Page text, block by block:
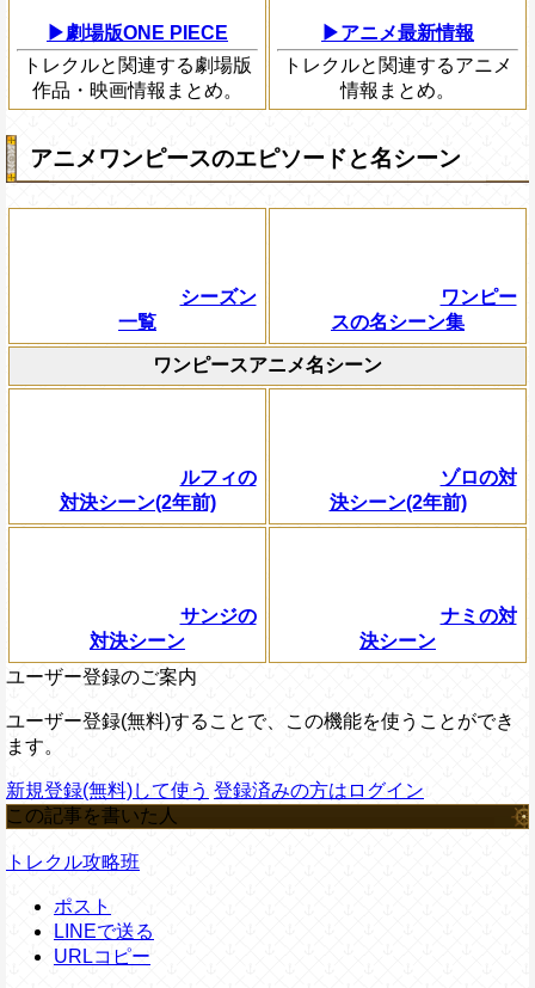
▶劇場版ONE PIECE
トレクルと関連する劇場版
作品・映画情報まとめ。
▶アニメ最新情報
トレクルと関連するアニメ
情報まとめ。
アニメワンピースのエピソードと名シーン
シーズン
一覧
ワンピー
スの名シーン集
ワンピースアニメ名シーン
ルフィの
対決シーン(2年前)
ゾロの対
決シーン(2年前)
サンジの
対決シーン
ナミの対
決シーン
ユーザー登録のご案内
ユーザー登録(無料)することで、この機能を使うことができ
ます。
新規登録(無料)して使う 登録済みの方はログイン
この記事を書いた人
トレクル攻略班
ポスト
LINEで送る
URLコピー